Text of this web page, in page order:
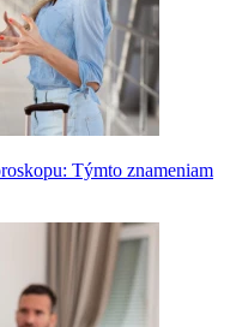
Týmto znameniam